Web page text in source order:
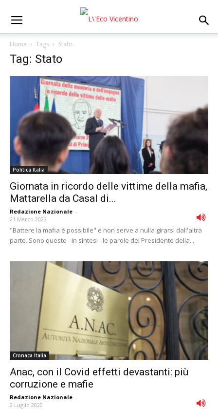
Home Tags Stato
Tag: Stato
Politica Italia
Giornata in ricordo delle vittime della mafia,
Mattarella da Casal di...
Redazione Nazionale -
21 Marzo 2023
"Battere la mafia è possibile" e non serve a nulla girarsi dall'altra
parte. Sono queste - in sintesi - le parole del Presidente della...
Cronaca Italia
Anac, con il Covid effetti devastanti: più
corruzione e mafie
Redazione Nazionale -
2 Luglio 2020